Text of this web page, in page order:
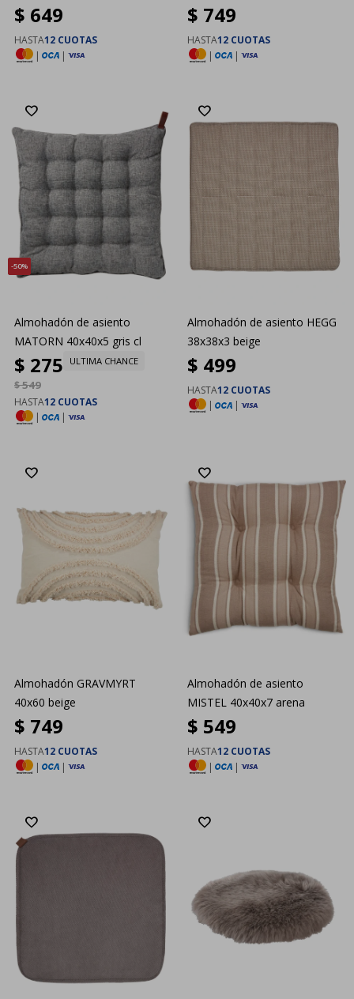
$ 649
HASTA12 CUOTAS
|
|
$ 749
HASTA12 CUOTAS
|
|
50
Almohadón de asiento
MATORN 40x40x5 gris cl
$ 275
$549
ULTIMA CHANCE
HASTA12 CUOTAS
|
|
Almohadón de asiento HEGG
38x38x3 beige
$ 499
HASTA12 CUOTAS
|
|
Almohadón GRAVMYRT
40x60 beige
$ 749
HASTA12 CUOTAS
|
|
Almohadón de asiento
MISTEL 40x40x7 arena
$ 549
HASTA12 CUOTAS
|
|